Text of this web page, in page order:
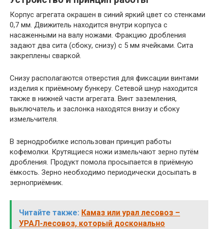
Корпус агрегата окрашен в синий яркий цвет со стенками
0,7 мм. Движитель находится внутри корпуса с
насаженными на валу ножами. Фракцию дробления
задают два сита (сбоку, снизу) с 5 мм ячейками. Сита
закреплены сваркой.
Снизу располагаются отверстия для фиксации винтами
изделия к приёмному бункеру. Сетевой шнур находится
также в нижней части агрегата. Винт заземления,
выключатель и заслонка находятся внизу и сбоку
измельчителя.
В зернодробилке использован принцип работы
кофемолки. Крутящиеся ножи измельчают зерно путём
дробления. Продукт помола просыпается в приёмную
ёмкость. Зерно необходимо периодически досыпать в
зерноприёмник.
Читайте также: Камаз или урал лесовоз –
УРАЛ-лесовоз, который досконально